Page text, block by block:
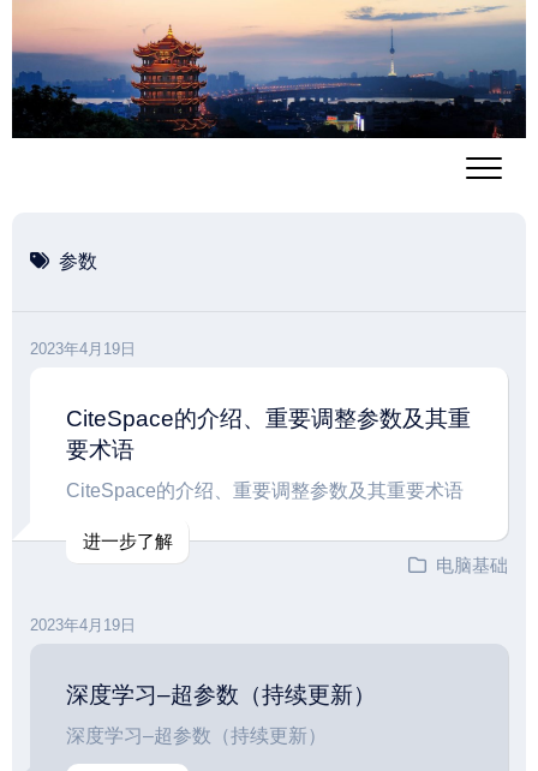
至
容
参数
2023年4月19日
CiteSpace的介绍、重要调整参数及其重
要术语
CiteSpace的介绍、重要调整参数及其重要术语
进一步了解
电脑基础
2023年4月19日
深度学习–超参数（持续更新）
深度学习–超参数（持续更新）